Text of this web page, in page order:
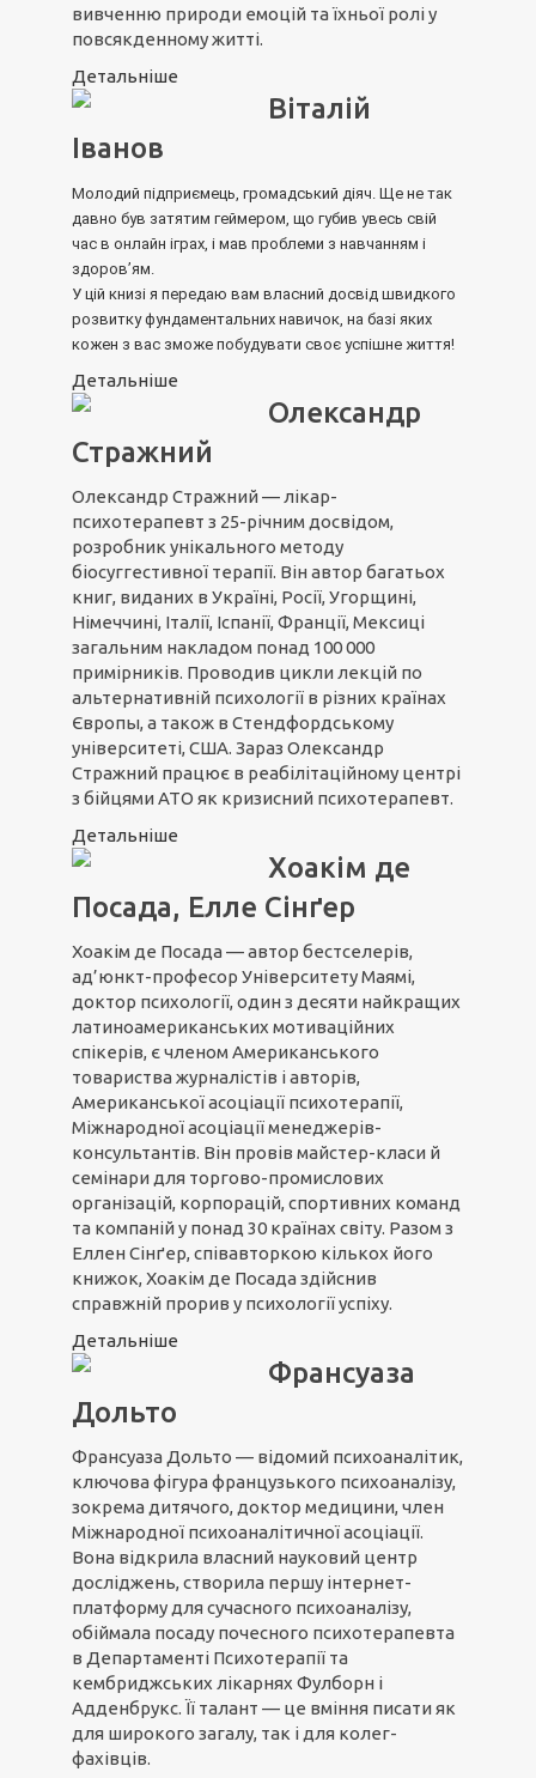
вивченню природи емоцій та їхньої ролі у
повсякденному житті.
Детальніше
Віталій
Іванов
Молодий підприємець, громадський діяч. Ще не так
давно був затятим геймером, що губив увесь свій
час в онлайн іграх, і мав проблеми з навчанням і
здоров’ям.
У цій книзі я передаю вам власний досвід швидкого
розвитку фундаментальних навичок, на базі яких
кожен з вас зможе побудувати своє успішне життя!
Детальніше
Олександр
Стражний
Олександр Стражний — лікар-
психотерапевт з 25-річним досвідом,
розробник унікального методу
біосуггестивної терапії. Він автор багатьох
книг, виданих в Україні, Росії, Угорщині,
Німеччині, Італії, Іспанії, Франції, Мексиці
загальним накладом понад 100 000
примірників. Проводив цикли лекцій по
альтернативній психології в різних країнах
Європы, а також в Стендфордському
університеті, США. Зараз Олександр
Стражний працює в реабілітаційному центрі
з бійцями АТО як кризисний психотерапевт.
Детальніше
Хоакім де
Посада, Елле Сінґер
Хоакім де Посада — автор бестселерів,
ад’юнкт-професор Університету Маямі,
доктор психології, один з десяти найкращих
латиноамериканських мотиваційних
спікерів, є членом Американського
товариства журналістів і авторів,
Американської асоціації психотерапії,
Міжнародної асоціації менеджерів-
консультантів. Він провів майстер-класи й
семінари для торгово-промислових
організацій, корпорацій, спортивних команд
та компаній у понад 30 країнах світу. Разом з
Еллен Сінґер, співавторкою кількох його
книжок, Хоакім де Посада здійснив
справжній прорив у психології успіху.
Детальніше
Франсуаза
Дольто
Франсуаза Дольто — відомий психоаналітик,
ключова фігура французького психоаналізу,
зокрема дитячого, доктор медицини, член
Міжнародної психоаналітичної асоціації.
Вона відкрила власний науковий центр
досліджень, створила першу інтернет-
платформу для сучасного психоаналізу,
обіймала посаду почесного психотерапевта
в Департаменті Психотерапії та
кембриджських лікарнях Фулборн і
Адденбрукс. Її талант — це вміння писати як
для широкого загалу, так і для колег-
фахівців.